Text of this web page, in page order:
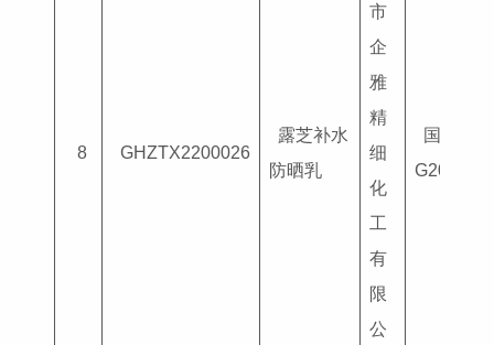
8 GHZTX2200026
露芝补水
防晒乳
市
企
雅
精
细
化
工
有
限
公
国妆特字